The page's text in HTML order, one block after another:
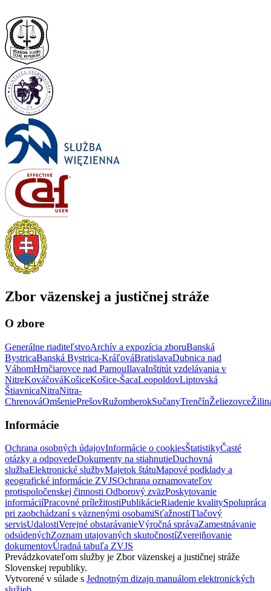
Zbor väzenskej a justičnej stráže
O zbore
Generálne riaditeľstvoArchív a expozícia zboruBanská
BystricaBanská Bystrica-KráľováBratislavaDubnica nad
VáhomHrnčiarovce nad ParnouIlavaInštitút vzdelávania v
NitreKováčováKošiceKošice-ŠacaLeopoldovLiptovská
ŠtiavnicaNitraNitra-
ChrenováOmšeniePrešovRužomberokSučanyTrenčínŽeliezovce
Informácie
Ochrana osobných údajovInformácie o cookiesŠtatistikyČasté
otázky a odpovedeDokumenty na stiahnutieDuchovná
službaElektronické službyMajetok štátuMapové podklady a
geografické informácie ZVJSOchrana oznamovateľov
protispoločenskej činnosti Odborový zväzPoskytovanie
informáciíPracovné príležitostiPublikácieRiadenie kvalitySpolupráca
pri zaobchádzaní s väznenými osobamiSťažnostiTlačový
servisUdalostiVerejné obstarávanieVýročná správaZamestnávanie
odsúdenýchZoznam utajovaných skutočnostíZverejňovanie
dokumentovÚradná tabuľa ZVJS
Prevádzkovateľom služby je Zbor väzenskej a justičnej stráže
Slovenskej republiky.
Vytvorené v súlade s Jednotným dizajn manuálom elektronických